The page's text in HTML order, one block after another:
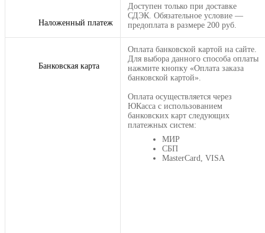
Наложенный платеж
Доступен только при доставке
СДЭК. Обязательное условие —
предоплата в размере 200 руб.
Банковская карта
Оплата банковской картой на сайте.
Для выбора данного способа оплаты
нажмите кнопку «Оплата заказа
банковской картой».
Оплата осуществляется через
ЮКасса с использованием
банковских карт следующих
платежных систем:
МИР
СБП
MasterCard, VISA